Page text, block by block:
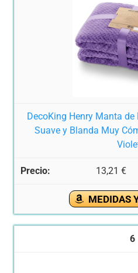
DecoKing Henry Manta
Suave y Blanda Muy
13,21 €
MEDIDAS
6